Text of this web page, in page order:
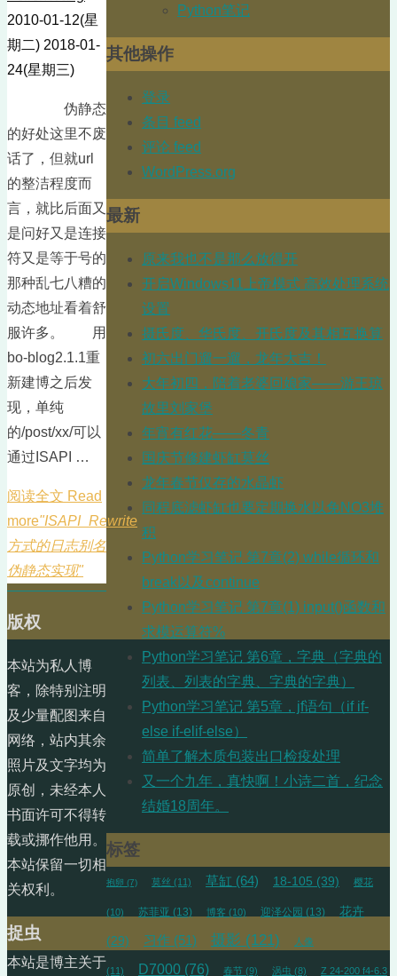
2010-01-12(星
期二) 2018-01-
24(星期三)
伪静态
的好处这里不废
话了，但就url
的整洁程度而
言，就比后面又
是问好又是连接
符又是等于号的
那种乱七八糟的
动态地址看着舒
服许多。 用
bo-blog2.1.1重
新建博之后发
现，单纯
的/post/xx/可以
通过ISAPI …
阅读全文 Read
more"ISAPI_Rewrite
方式的日志别名
伪静态实现"
Python笔记
其他操作
登录
条目 feed
评论 feed
WordPress.org
最新
原来我也不是那么放得开
开启Windows11上帝模式 高效处理系统
设置
摄氏度、华氏度、开氏度及其相互换算
初六出门遛一遛，龙年大吉！
大年初四，陪着老婆回娘家——游王琼
故里刘家堡
年宵有红花——冬青
国庆节修建虾缸莫丝
龙年春节仅存的水晶虾
同程底滤虾缸也要定期换水以免NO3堆
积
Python学习笔记 第7章(2) while循环和
break以及continue
Python学习笔记 第7章(1) input()函数和
求模运算符%
Python学习笔记 第6章，字典（字典的
列表、列表的字典、字典的字典）
Python学习笔记 第5章，jf语句（if if-
else if-elif-else）
简单了解木质包装出口检疫处理
又一个九年，真快啊！小诗二首，纪念
结婚18周年。
标签
抱卵 (7) 莫丝 (11) 草缸 (64) 18-105 (39) 樱花
(10) 苏菲亚 (13) 博客 (10) 迎泽公园 (13) 花卉
(29) 习作 (51) 摄影 (121) 人像
(11) D7000 (76) 春节 (9) 涡虫 (8) Z 24-200 f4-6.3
版权
本站为私人博
客，除特别注明
及少量配图来自
网络，站内其余
照片及文字均为
原创，未经本人
书面许可不得转
载或挪作他用。
本站保留一切相
关权利。
捉虫
本站是博主关于